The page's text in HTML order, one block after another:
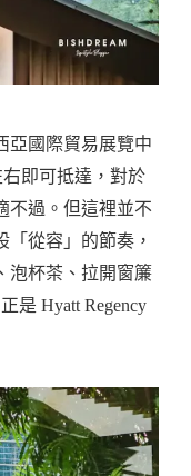
亞國際貿易展覽中
即可抵達，對於
不過。但這裡並不
「從容」的節奏，
泡杯茶、拉開窗簾
是 Hyatt Regency